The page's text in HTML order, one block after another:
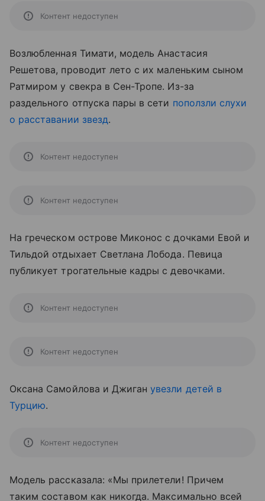
Контент недоступен
Возлюбленная Тимати, модель Анастасия
Решетова, проводит лето с их маленьким сыном
Ратмиром у свекра в Сен-Тропе. Из-за
раздельного отпуска пары в сети поползли слухи
о расставании звезд.
Контент недоступен
Контент недоступен
На греческом острове Миконос с дочками Евой и
Тильдой отдыхает Светлана Лобода. Певица
публикует трогательные кадры с девочками.
Контент недоступен
Контент недоступен
Оксана Самойлова и Джиганувезли детей в
Турцию.
Контент недоступен
Модель рассказала: «Мы прилетели! Причем
таким составом как никогда. Максимально всей